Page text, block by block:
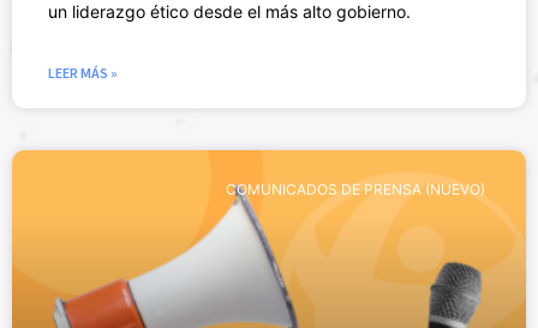
un liderazgo ético desde el más alto gobierno.
LEER MÁS »
COMUNICADOS DE PRENSA (NUEVO)